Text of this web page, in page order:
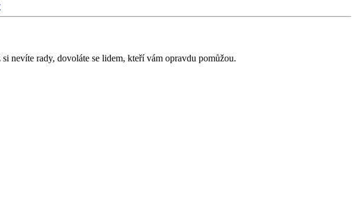
nevíte rady, dovoláte se lidem, kteří vám opravdu pomůžou.